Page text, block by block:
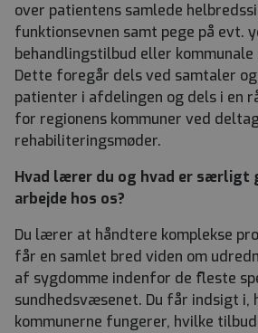
over patientens samlede
funktionsevnen samt pege på evt.
behandlingstilbud eller
Dette foregår dels ved samtaler
patienter i afdelingen og dels i en
for regionens kommuner ved
rehabiliteringsmøder.
Hvad lærer du og hvad er særligt
arbejde hos os?
Du lærer at håndtere komplekse
får en samlet bred viden om
af sygdomme indenfor de fleste
sundhedsvæsenet. Du får indsigt i,
kommunerne fungerer, hvilke